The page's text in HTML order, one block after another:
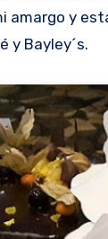
amargo y
y Bayley´s.